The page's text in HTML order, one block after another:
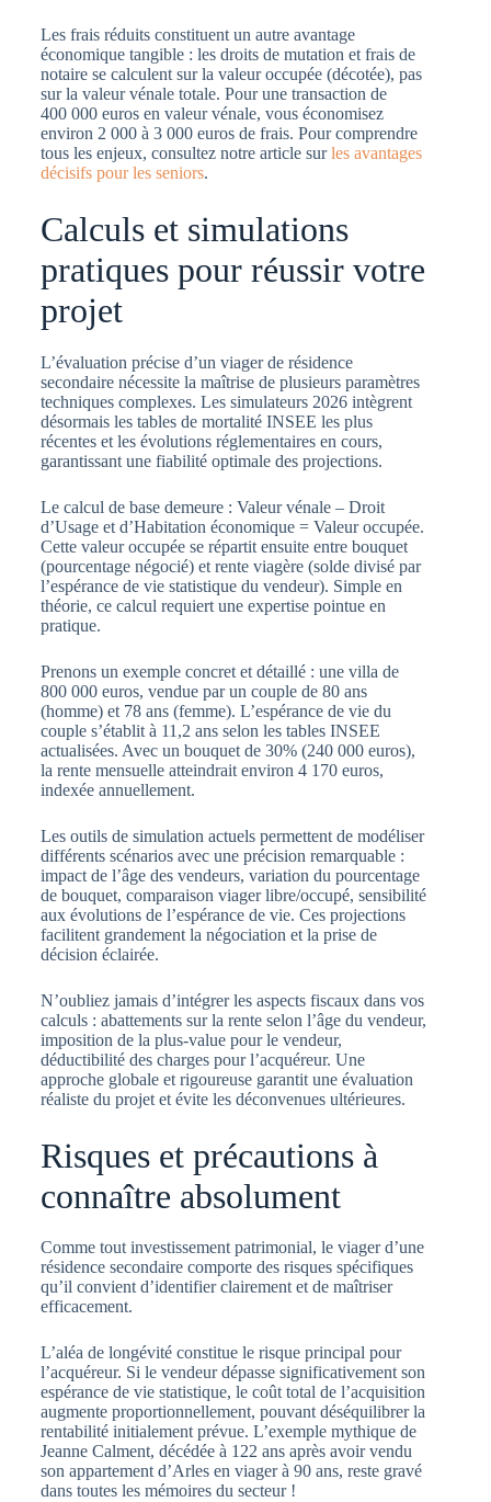
Les frais réduits constituent un autre avantage
économique tangible : les droits de mutation et frais de
notaire se calculent sur la valeur occupée (décotée), pas
sur la valeur vénale totale. Pour une transaction de
400 000 euros en valeur vénale, vous économisez
environ 2 000 à 3 000 euros de frais. Pour comprendre
tous les enjeux, consultez notre article surles avantages
décisifs pour les seniors.
Calculs et simulations
pratiques pour réussir votre
projet
L’évaluation précise d’un viager de résidence
secondaire nécessite la maîtrise de plusieurs paramètres
techniques complexes. Les simulateurs 2026 intègrent
désormais les tables de mortalité INSEE les plus
récentes et les évolutions réglementaires en cours,
garantissant une fiabilité optimale des projections.
Le calcul de base demeure : Valeur vénale – Droit
d’Usage et d’Habitation économique = Valeur occupée.
Cette valeur occupée se répartit ensuite entre bouquet
(pourcentage négocié) et rente viagère (solde divisé par
l’espérance de vie statistique du vendeur). Simple en
théorie, ce calcul requiert une expertise pointue en
pratique.
Prenons un exemple concret et détaillé : une villa de
800 000 euros, vendue par un couple de 80 ans
(homme) et 78 ans (femme). L’espérance de vie du
couple s’établit à 11,2 ans selon les tables INSEE
actualisées. Avec un bouquet de 30% (240 000 euros),
la rente mensuelle atteindrait environ 4 170 euros,
indexée annuellement.
Les outils de simulation actuels permettent de modéliser
différents scénarios avec une précision remarquable :
impact de l’âge des vendeurs, variation du pourcentage
de bouquet, comparaison viager libre/occupé, sensibilité
aux évolutions de l’espérance de vie. Ces projections
facilitent grandement la négociation et la prise de
décision éclairée.
N’oubliez jamais d’intégrer les aspects fiscaux dans vos
calculs : abattements sur la rente selon l’âge du vendeur,
imposition de la plus-value pour le vendeur,
déductibilité des charges pour l’acquéreur. Une
approche globale et rigoureuse garantit une évaluation
réaliste du projet et évite les déconvenues ultérieures.
Risques et précautions à
connaître absolument
Comme tout investissement patrimonial, le viager d’une
résidence secondaire comporte des risques spécifiques
qu’il convient d’identifier clairement et de maîtriser
efficacement.
L’aléa de longévité constitue le risque principal pour
l’acquéreur. Si le vendeur dépasse significativement son
espérance de vie statistique, le coût total de l’acquisition
augmente proportionnellement, pouvant déséquilibrer la
rentabilité initialement prévue. L’exemple mythique de
Jeanne Calment, décédée à 122 ans après avoir vendu
son appartement d’Arles en viager à 90 ans, reste gravé
dans toutes les mémoires du secteur !